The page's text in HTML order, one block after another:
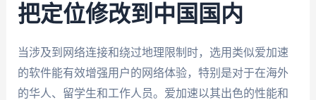
把定位修改到中国国内
当涉及到网络连接和绕过地理限制时，选用类似爱加速
的软件能有效增强用户的网络体验，特别是对于在海外
的华人、留学生和工作人员。爱加速以其出色的性能和